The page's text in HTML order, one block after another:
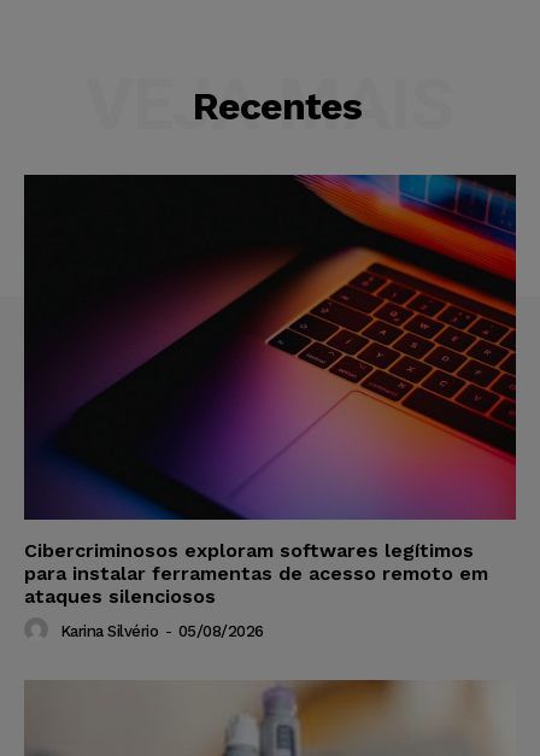
Recentes
VEJA MAIS
Cibercriminosos exploram softwares legítimos
para instalar ferramentas de acesso remoto em
ataques silenciosos
Karina Silvério - 05/08/2026